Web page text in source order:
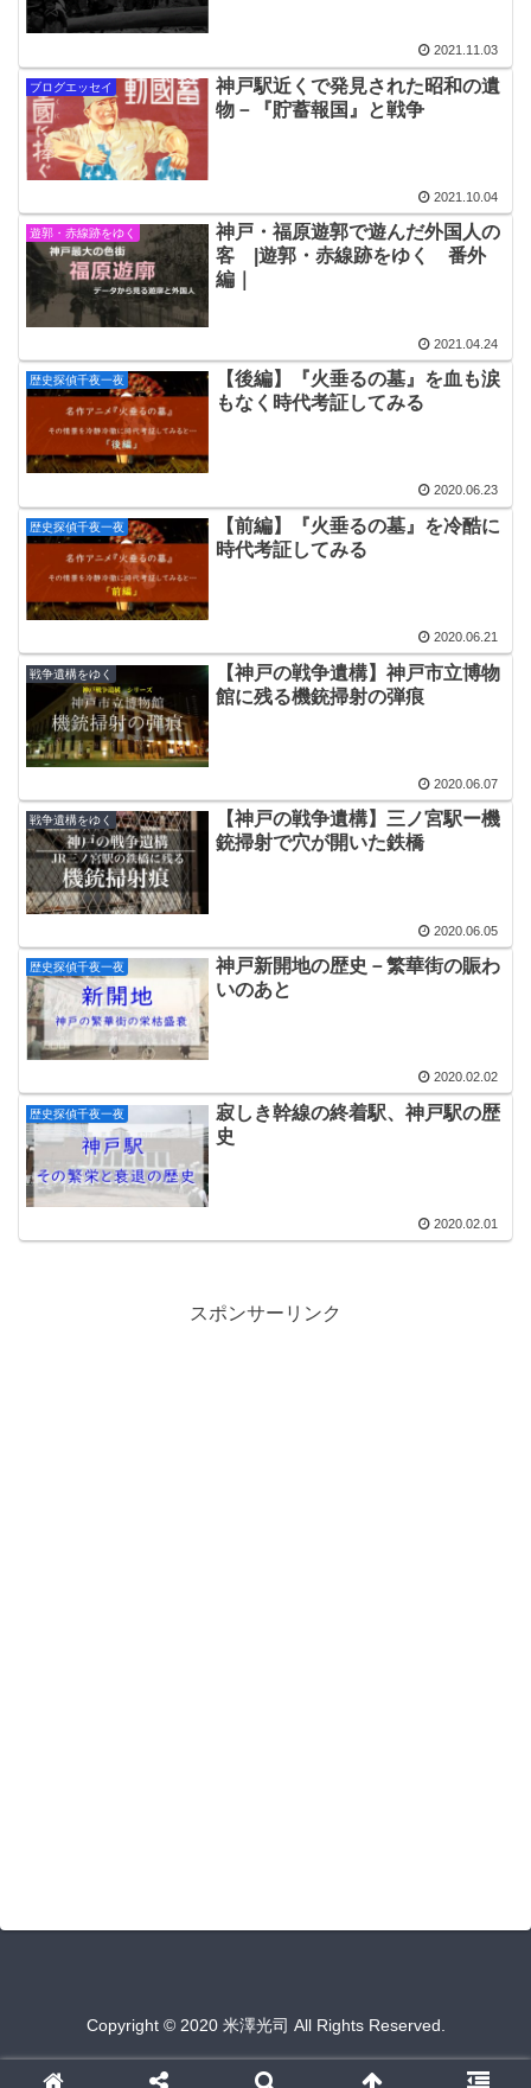
2021.11.03
ブログエッセイ
神戸駅近くで発見された昭和の遺
物－『貯蓄報国』と戦争
2021.10.04
遊郭・赤線跡をゆく
神戸・福原遊郭で遊んだ外国人の
客 |遊郭・赤線跡をゆく 番外
編｜
2021.04.24
歴史探偵千夜一夜
【後編】『火垂るの墓』を血も涙
もなく時代考証してみる
2020.06.23
歴史探偵千夜一夜
【前編】『火垂るの墓』を冷酷に
時代考証してみる
2020.06.21
戦争遺構をゆく
【神戸の戦争遺構】神戸市立博物
館に残る機銃掃射の弾痕
2020.06.07
戦争遺構をゆく
【神戸の戦争遺構】三ノ宮駅ー機
銃掃射で穴が開いた鉄橋
2020.06.05
歴史探偵千夜一夜
神戸新開地の歴史－繁華街の賑わ
いのあと
2020.02.02
歴史探偵千夜一夜
寂しき幹線の終着駅、神戸駅の歴
史
2020.02.01
スポンサーリンク
Copyright © 2020 米澤光司 All Rights Reserved.